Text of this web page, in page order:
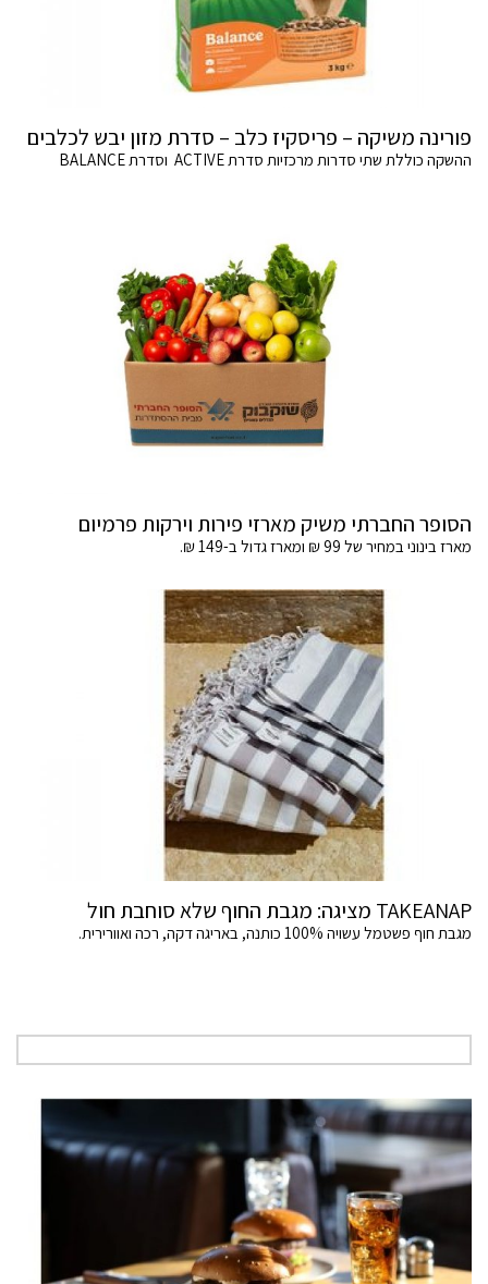
פורינה משיקה – פריסקיז כלב – סדרת מזון יבש לכלבים
ההשקה כוללת שתי סדרות מרכזיות סדרת ACTIVE וסדרת BALANCE
הסופר החברתי משיק מארזי פירות וירקות פרמיום
מארז בינוני במחיר של 99 ₪ ומארז גדול ב-149 ₪.
TAKEANAP מציגה: מגבת החוף שלא סוחבת חול
מגבת חוף פשטמל עשויה 100% כותנה, באריגה דקה, רכה ואוורירית.